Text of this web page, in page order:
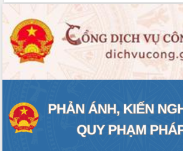
Xã Ea Kar bước chuyển mình trong
công tác cải cách hành chính mô hình
mới
UBND tỉnh họp báo định kỳ tháng 4
năm 2026
Hội thảo khoa học “Giải pháp thúc đẩy
Tăng cường giám sát, đôn đốc thực
hiện nhiệm vụ quản lý tài sản công
hàng tuần